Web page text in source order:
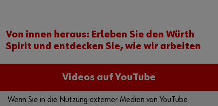
Von innen heraus: Erleben Sie den Würth
Spirit und entdecken Sie, wie wir arbeiten
Videos auf YouTube
Wenn Sie in die Nutzung externer Medien von YouTube